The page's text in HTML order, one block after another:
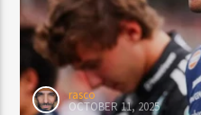
rasco
OCTOBER 11, 2025